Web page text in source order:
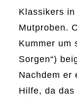
Klassikers
Mutproben.
Kummer um
Sorgen“)
Nachdem er
Hilfe, da